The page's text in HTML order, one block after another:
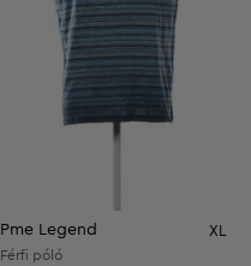
Pme Legend XL
Férfi póló